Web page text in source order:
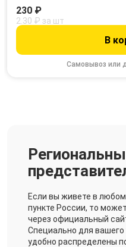
Самовывоз или
230 ₽
2.30 ₽ за шт
В
Если вы живете в
пункте России, то
через официальный
Специально для
удобно распределены